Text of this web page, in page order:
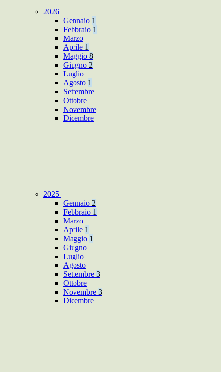
2026
Gennaio 1
Febbraio 1
Marzo
Aprile 1
Maggio 8
Giugno 2
Luglio
Agosto 1
Settembre
Ottobre
Novembre
Dicembre
2025
Gennaio 2
Febbraio 1
Marzo
Aprile 1
Maggio 1
Giugno
Luglio
Agosto
Settembre 3
Ottobre
Novembre 3
Dicembre